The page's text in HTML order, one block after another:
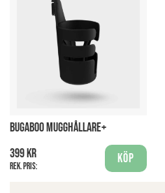
BUGABOO MUGGHÅLLARE+
399 kr
Rek. pris:
Köp